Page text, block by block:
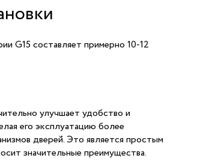
G15 составляет примерно 10-12
улучшает удобство и
его эксплуатацию более
дверей. Это является простым
значительные преимущества.